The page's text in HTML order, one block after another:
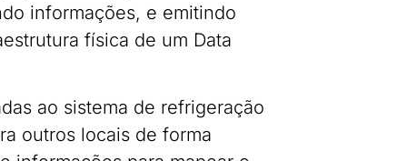
informações, e emitindo
física de um Data
ao sistema de refrigeração
outros locais de forma